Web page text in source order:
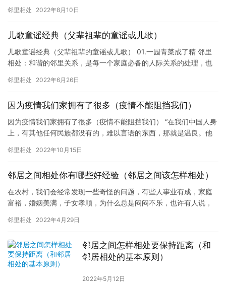
每…
邻里相处 2022年8月10日
儿歌童谣经典（父辈祖辈的童谣或儿歌）
儿歌童谣经典（父辈祖辈的童谣或儿歌） 01.一园青菜成了精 邻里
相处：和谐的邻里关系，是每一个家庭必备的人际关系的处理，也
邻里相处 2022年6月26日
因为疫情我们家拥有了很多（疫情不能阻挡我们）
因为疫情我们家拥有了很多（疫情不能阻挡我们） “在我们中国人身
上，有其他任何民族都没有的，难以言语的东西，那就是温良。他
邻里相处 2022年10月15日
邻居之间相处你有哪些好经验（邻居之间该怎样相处）
在农村，我们会经常发现一些奇怪的问题，有些人事业有成，家庭
富裕，婚姻美满，子女孝顺，为什么总是闷闷不乐，也许有人说，
关系的…
邻里相处 2022年4月29日
邻居之间怎样相处要保持距离（和
邻居相处的基本原则）
2022年5月12日